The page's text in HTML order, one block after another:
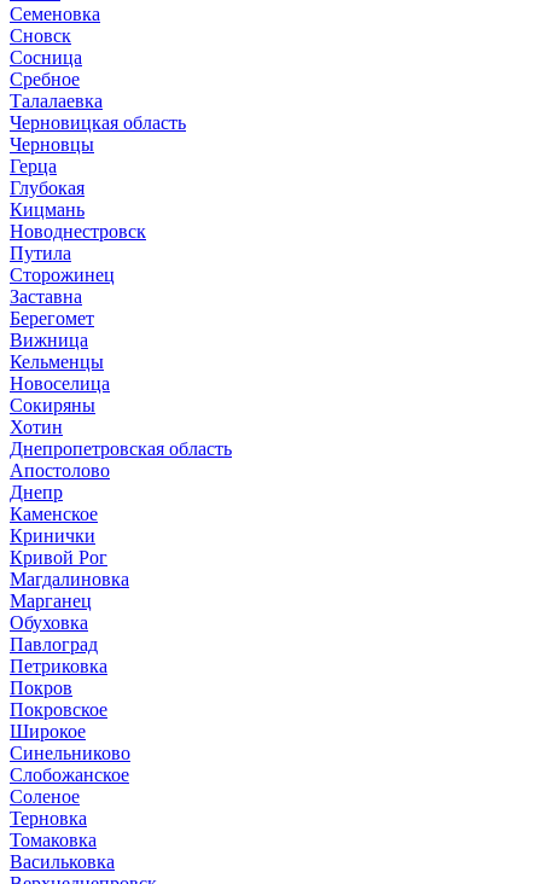
Семеновка
Сновск
Сосница
Сребное
Талалаевка
Черновицкая область
Черновцы
Герца
Глубокая
Кицмань
Новоднестровск
Путила
Сторожинец
Заставна
Берегомет
Вижница
Кельменцы
Новоселица
Сокиряны
Хотин
Днепропетровская область
Апостолово
Днепр
Каменское
Кринички
Кривой Рог
Магдалиновка
Марганец
Обуховка
Павлоград
Петриковка
Покров
Покровское
Широкое
Синельниково
Слобожанское
Соленое
Терновка
Томаковка
Васильковка